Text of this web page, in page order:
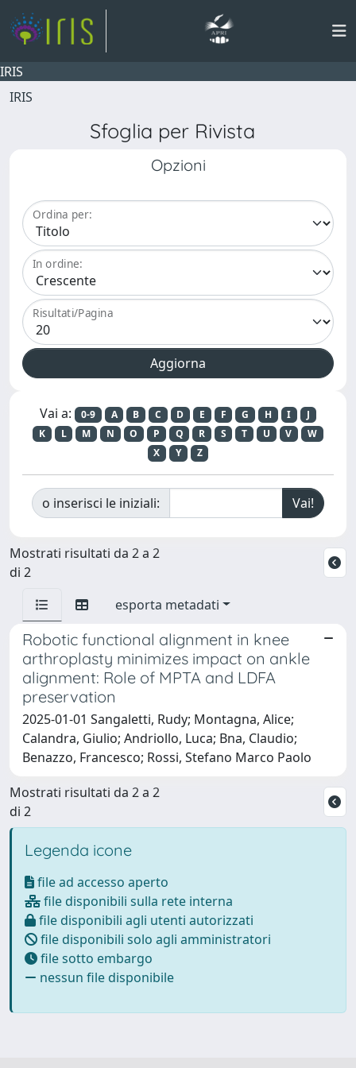
IRIS
IRIS
Sfoglia per Rivista
Opzioni
Ordina per:
In ordine:
Risultati/Pagina
Vai a: 0-9 A B C D E F G H I
J
K
L M N O P Q R S T U V
W
X
Y Z
o inserisci le iniziali:
Mostrati risultati da 2 a 2
di 2
esporta metadati
Robotic functional alignment in knee
arthroplasty minimizes impact on ankle
alignment: Role of MPTA and LDFA
preservation
2025-01-01 Sangaletti, Rudy; Montagna, Alice;
Calandra, Giulio; Andriollo, Luca; Bna, Claudio;
Benazzo, Francesco; Rossi, Stefano Marco Paolo
Mostrati risultati da 2 a 2
di 2
Legenda icone
file ad accesso aperto
file disponibili sulla rete interna
file disponibili agli utenti autorizzati
file disponibili solo agli amministratori
file sotto embargo
nessun file disponibile